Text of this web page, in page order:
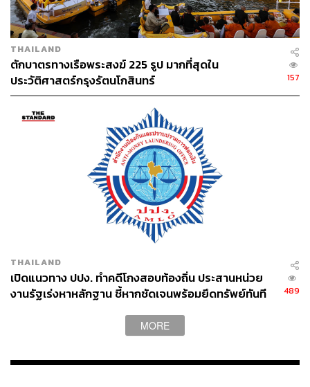
THAILAND
ตักบาตรทางเรือพระสงฆ์ 225 รูป มากที่สุดใน
ประวัติศาสตร์กรุงรัตนโกสินทร์
157
THAILAND
เปิดแนวทาง ปปง. ทำคดีโกงสอบท้องถิ่น ประสานหน่วย
งานรัฐเร่งหาหลักฐาน ชี้หากชัดเจนพร้อมยึดทรัพย์ทันที
489
MORE